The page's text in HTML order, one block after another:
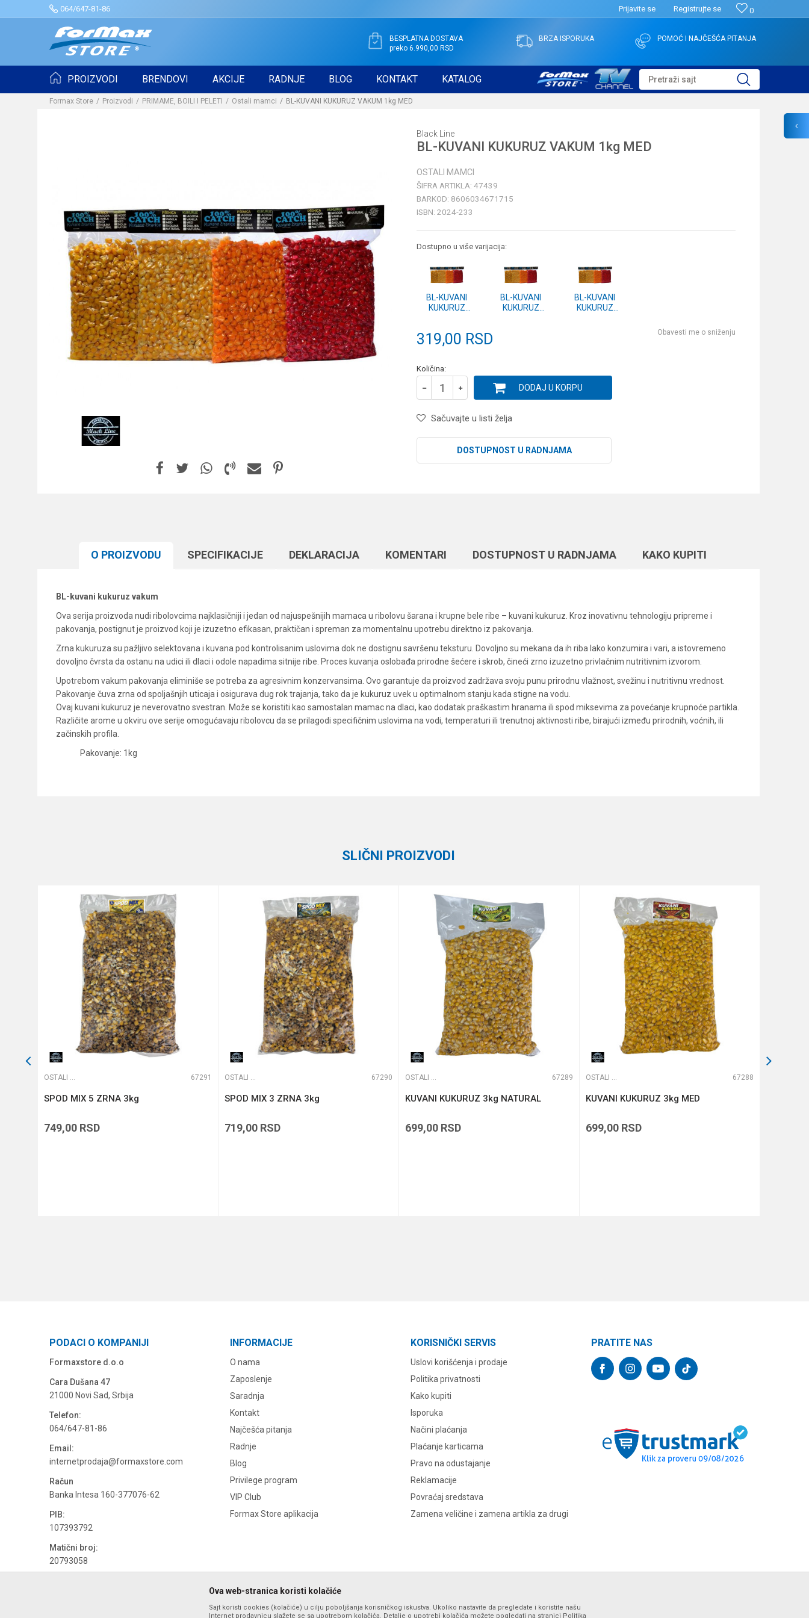
064/647-81-86 0
Prijavite se Registrujte se
BESPLATNA DOSTAVA
preko 6.990,00 RSD
BRZA ISPORUKA POMOĆ I NAJČEŠĆA PITANJA
PROIZVODI BRENDOVI AKCIJE RADNJE BLOG KONTAKT KATALOG Pretraži sajt
Formax Store Proizvodi PRIMAME, BOILI I PELETI Ostali mamci BL-KUVANI KUKURUZ VAKUM 1kg MED
Black Line
BL-KUVANI KUKURUZ VAKUM 1kg MED
OSTALI MAMCI
ŠIFRA ARTIKLA: 47439
BARKOD: 8606034671715
ISBN: 2024-233
Dostupno u više varijacija:
BL-KUVANI
KUKURUZ
BL-KUVANI
KUKURUZ
BL-KUVANI
KUKURUZ
319,00 RSD Obavesti me o sniženju
Količina:
DODAJ U KORPU
Sačuvajte u listi želja
DOSTUPNOST U RADNJAMA
O PROIZVODU SPECIFIKACIJЕ DEKLARACIJA KOMENTARI DOSTUPNOST U RADNJAMA KAKO KUPITI
BL-kuvani kukuruz vakum
Ova serija proizvoda nudi ribolovcima najklasičniji i jedan od najuspešnijih mamaca u ribolovu šarana i krupne bele ribe – kuvani kukuruz. Kroz inovativnu tehnologiju pripreme i
pakovanja, postignut je proizvod koji je izuzetno efikasan, praktičan i spreman za momentalnu upotrebu direktno iz pakovanja.
Zrna kukuruza su pažljivo selektovana i kuvana pod kontrolisanim uslovima dok ne dostignu savršenu teksturu. Dovoljno su mekana da ih riba lako konzumira i vari, a istovremeno
dovoljno čvrsta da ostanu na udici ili dlaci i odole napadima sitnije ribe. Proces kuvanja oslobađa prirodne šećere i skrob, čineći zrno izuzetno privlačnim nutritivnim izvorom.
Upotrebom vakum pakovanja eliminiše se potreba za agresivnim konzervansima. Ovo garantuje da proizvod zadržava svoju punu prirodnu vlažnost, svežinu i nutritivnu vrednost.
Pakovanje čuva zrna od spoljašnjih uticaja i osigurava dug rok trajanja, tako da je kukuruz uvek u optimalnom stanju kada stigne na vodu.
Ovaj kuvani kukuruz je neverovatno svestran. Može se koristiti kao samostalan mamac na dlaci, kao dodatak praškastim hranama ili spod miksevima za povećanje krupnoće partikla.
Različite arome u okviru ove serije omogućavaju ribolovcu da se prilagodi specifičnim uslovima na vodi, temperaturi ili trenutnoj aktivnosti ribe, birajući između prirodnih, voćnih, ili
začinskih profila.
Pakovanje: 1kg
Anti-spam zaštita - izračunajte koliko je 6 - 1 :
SLIČNI PROIZVODI
OSTALI MAMCI 67291
SPOD MIX 5 ZRNA 3kg
749,00 RSD
OSTALI MAMCI 67290
SPOD MIX 3 ZRNA 3kg
719,00 RSD
OSTALI MAMCI 67289
KUVANI KUKURUZ 3kg NATURAL
699,00 RSD
OSTALI MAMCI 67288
KUVANI KUKURUZ 3kg MED
699,00 RSD
PODACI O KOMPANIJI
Formaxstore d.o.o
Cara Dušana 47
21000 Novi Sad, Srbija
Telefon:
064/647-81-86
Email:
internetprodaja@formaxstore.com
Račun
Banka Intesa 160-377076-62
PIB:
107393792
Matični broj:
20793058
INFORMACIJE
O nama
Zaposlenje
Saradnja
Kontakt
Najčešća pitanja
Radnje
Blog
Privilege program
VIP Club
Formax Store aplikacija
KORISNIČKI SERVIS
Uslovi korišćenja i prodaje
Politika privatnosti
Kako kupiti
Isporuka
Načini plaćanja
Plaćanje karticama
Pravo na odustajanje
Reklamacije
Povraćaj sredstava
Zamena veličine i zamena artikla za drugi
PRATITE NAS
Ova web-stranica koristi kolačiće
Sajt koristi cookies (kolačiće) u cilju poboljšanja korisničkog iskustva. Ukoliko nastavite da pregledate i koristite našu
Internet prodavnicu slažete se sa upotrebom kolačića. Detalje o upotrebi kolačića možete pogledati na stranici Politika